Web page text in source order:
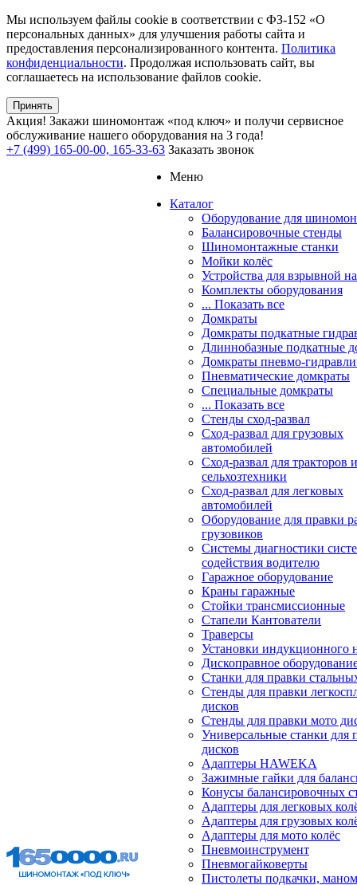
Мы используем файлы cookie в соответствии с ФЗ-152 «О
персональных данных» для улучшения работы сайта и
предоставления персонализированного контента. Политика
конфиденциальности. Продолжая использовать сайт, вы
соглашаетесь на использование файлов cookie.
Принять
Акция! Закажи шиномонтаж «под ключ» и получи сервисное
обслуживание нашего оборудования на 3 года!
+7 (499) 165-00-00, 165-33-63 Заказать звонок
Меню
Каталог
Оборудование для
Балансировочные стенды
Шиномонтажные станки
Мойки колёс
Устройства для взрывной
Комплекты оборудования
... Показать все
Домкраты
Домкраты подкатные
Длиннобазные подкатные
Домкраты пневмо-
Пневматические домкраты
Специальные домкраты
... Показать все
Стенды сход-развал
Сход-развал для грузовых
автомобилей
Сход-развал для тракторов и
сельхозтехники
Сход-развал для легковых
автомобилей
Оборудование для правки
грузовиков
Системы диагностики
содействия водителю
Гаражное оборудование
Краны гаражные
Стойки трансмиссионные
Стапели Кантователи
Траверсы
Установки индукционного
Дископравное
Станки для правки
Стенды для правки
дисков
Стенды для правки мото
Универсальные станки для
дисков
Адаптеры HAWEKA
Зажимные гайки для
Конусы балансировочных
Адаптеры для легковых
Адаптеры для грузовых
Адаптеры для мото колёс
Пневмоинструмент
Пневмогайковерты
Пистолеты подкачки,